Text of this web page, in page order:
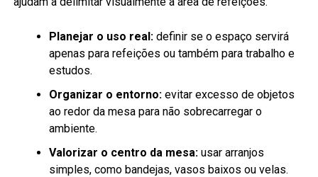
Planejar o uso real:definir se o espaço servirá
apenas para refeições ou também para trabalho e
estudos.
Organizar o entorno:evitar excesso de objetos
ao redor da mesa para não sobrecarregar o
ambiente.
Valorizar o centro da mesa:usar arranjos
simples, como bandejas, vasos baixos ou velas.